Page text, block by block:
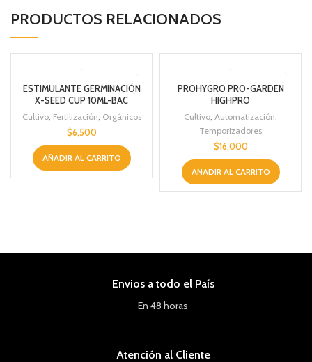
PRODUCTOS RELACIONADOS
ESTIMULANTE GERMINACIÓN
X-SEED CUP 10ML-BAC
Cultivo, Fertilización, Orgánicos
$6,500
AÑADIR AL CARRITO
PROHYGRO PRO-GARDEN
HIGHPRO
Cultivo, Automatización,
Temporizadores
$16,000
AÑADIR AL CARRITO
Envios a todo el País
En 48 horas
Atención al Cliente